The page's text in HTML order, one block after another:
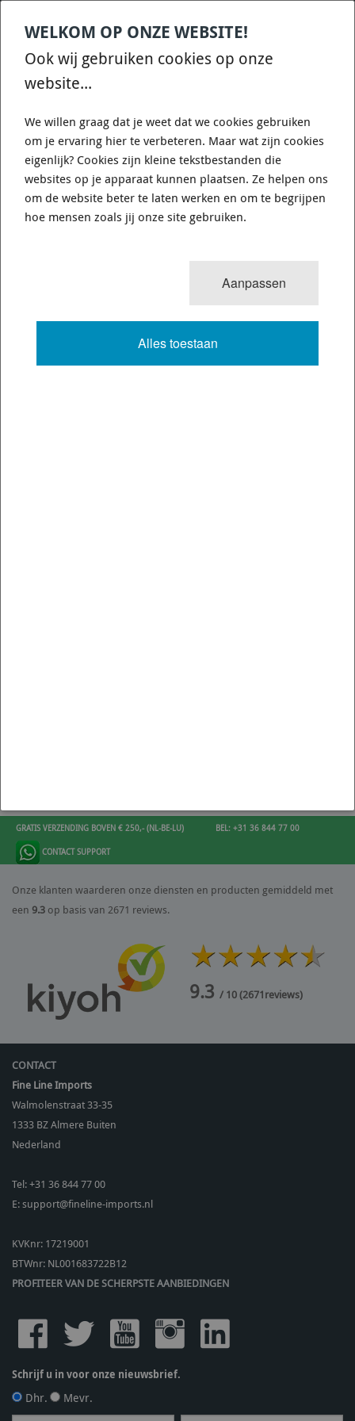
WHATSAPP ONS VOOR SNELLE VRAGEN EN ANTWOORDEN :)
0 resultaten Sorteren op:
MAZDA 3 MPS MK1 (BK) 2006-2009
VOLLEDIGE TEKST
GRATIS VERZENDING BOVEN € 250,- (NL-BE-LU) BEL: +31 36 844 77 00
CONTACT SUPPORT
Onze klanten waarderen onze diensten en producten gemiddeld met
een 9.3 op basis van 2671 reviews.
9.3 / 10(2671reviews)
CONTACT
Fine Line Imports
Walmolenstraat 33-35
1333 BZAlmere Buiten
Nederland
Tel:+31 36 844 77 00
E:support@fineline-imports.nl
KVKnr: 17219001
BTWnr: NL001683722B12
PROFITEER VAN DE SCHERPSTE AANBIEDINGEN
Schrijf u in voor onze nieuwsbrief.
Dhr. Mevr.
WELKOM OP ONZE WEBSITE!
Ook wij gebruiken cookies op onze
website...
We willen graag dat je weet dat we cookies gebruiken
om je ervaring hier te verbeteren. Maar wat zijn cookies
eigenlijk? Cookies zijn kleine tekstbestanden die
websites op je apparaat kunnen plaatsen. Ze helpen ons
om de website beter te laten werken en om te begrijpen
hoe mensen zoals jij onze site gebruiken.
Aanpassen
Alles toestaan